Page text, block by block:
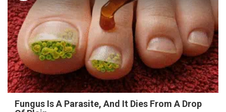
Fungus Is A Parasite, And It Dies From A Drop